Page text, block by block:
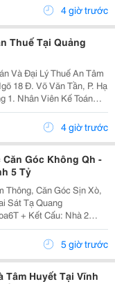
4 giờ trước
Thuế Tại Quảng
Và Đại Lý Thuế An Tâm
18 Đ. Võ Văn Tần, P. Hạ
4 giờ trước
Góc Không Qh -
5 Tỷ
Thông, Căn Góc Sịn Xò,
Sát Tạ Quang
+ Kết Cấu: Nhà 2
Vị Trí: Ngay Dương Bá
Dương Lân, Nguyễn Thị
5 giờ trước
Tâm Huyết Tại Vĩnh